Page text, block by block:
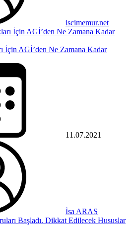
iscimemur.net
İçin AGİ’den Ne Zamana Kadar
11.07.2021
İsa ARAS